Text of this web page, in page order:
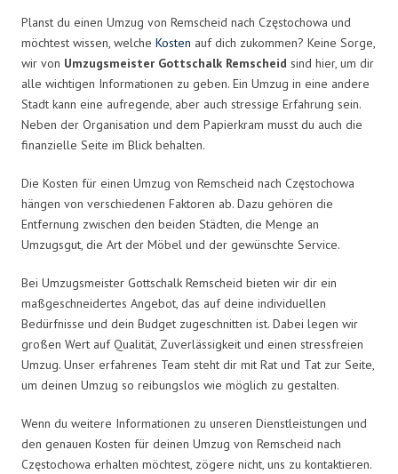
Planst du einen Umzug von Remscheid nach Częstochowa und
möchtest wissen, welche Kosten auf dich zukommen? Keine Sorge,
wir von Umzugsmeister Gottschalk Remscheid sind hier, um dir
alle wichtigen Informationen zu geben. Ein Umzug in eine andere
Stadt kann eine aufregende, aber auch stressige Erfahrung sein.
Neben der Organisation und dem Papierkram musst du auch die
finanzielle Seite im Blick behalten.
Die Kosten für einen Umzug von Remscheid nach Częstochowa
hängen von verschiedenen Faktoren ab. Dazu gehören die
Entfernung zwischen den beiden Städten, die Menge an
Umzugsgut, die Art der Möbel und der gewünschte Service.
Bei Umzugsmeister Gottschalk Remscheid bieten wir dir ein
maßgeschneidertes Angebot, das auf deine individuellen
Bedürfnisse und dein Budget zugeschnitten ist. Dabei legen wir
großen Wert auf Qualität, Zuverlässigkeit und einen stressfreien
Umzug. Unser erfahrenes Team steht dir mit Rat und Tat zur Seite,
um deinen Umzug so reibungslos wie möglich zu gestalten.
Wenn du weitere Informationen zu unseren Dienstleistungen und
den genauen Kosten für deinen Umzug von Remscheid nach
Częstochowa erhalten möchtest, zögere nicht, uns zu kontaktieren.